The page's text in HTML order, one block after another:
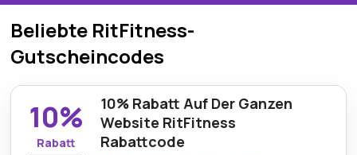
Beliebte RitFitness-
Gutscheincodes
10%
Rabatt
10% Rabatt Auf Der Ganzen
Website RitFitness
Rabattcode